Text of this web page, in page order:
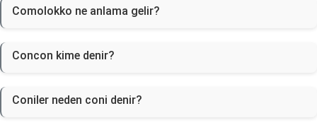
Comolokko ne anlama gelir?
Concon kime denir?
Coniler neden coni denir?